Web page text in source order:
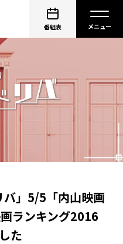
番組表
」5/5「内山映画
ランキング2016
た